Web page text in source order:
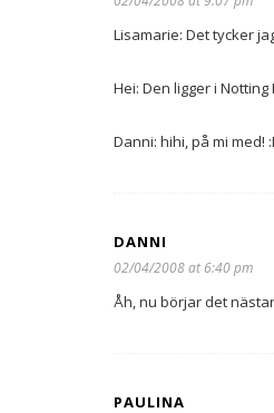
Lisamarie: Det tycker
Hei: Den ligger i
Danni: hihi, på mi med!
DANNI
02/04/2008 at 6:40 pm
Åh, nu börjar det
PAULINA